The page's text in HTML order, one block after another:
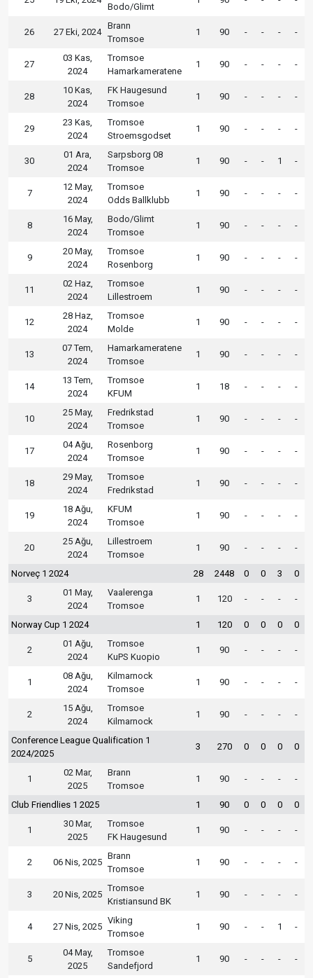
Bodo/Glimt
26 27 Eki, 2024
Brann
Tromsoe
1 90 - - - -
27
03 Kas,
2024
Tromsoe
Hamarkameratene
1 90 - - - -
28
10 Kas,
2024
FK Haugesund
Tromsoe
1 90 - - - -
29
23 Kas,
2024
Tromsoe
Stroemsgodset
1 90 - - - -
30
01 Ara,
2024
Sarpsborg 08
Tromsoe
1 90 - - 1 -
7
12 May,
2024
Tromsoe
Odds Ballklubb
1 90 - - - -
8
16 May,
2024
Bodo/Glimt
Tromsoe
1 90 - - - -
9
20 May,
2024
Tromsoe
Rosenborg
1 90 - - - -
11
02 Haz,
2024
Tromsoe
Lillestroem
1 90 - - - -
12
28 Haz,
2024
Tromsoe
Molde
1 90 - - - -
13
07 Tem,
2024
Hamarkameratene
Tromsoe
1 90 - - - -
14
13 Tem,
2024
Tromsoe
KFUM
1 18 - - - -
10
25 May,
2024
Fredrikstad
Tromsoe
1 90 - - - -
17
04 Ağu,
2024
Rosenborg
Tromsoe
1 90 - - - -
18
29 May,
2024
Tromsoe
Fredrikstad
1 90 - - - -
19
18 Ağu,
2024
KFUM
Tromsoe
1 90 - - - -
20
25 Ağu,
2024
Lillestroem
Tromsoe
1 90 - - - -
Norveç 1 2024 28 2448 0 0 3 0
3
01 May,
2024
Vaalerenga
Tromsoe
1 120 - - - -
Norway Cup 1 2024 1 120 0 0 0 0
2
01 Ağu,
2024
Tromsoe
KuPS Kuopio
1 90 - - - -
1
08 Ağu,
2024
Kilmarnock
Tromsoe
1 90 - - - -
2
15 Ağu,
2024
Tromsoe
Kilmarnock
1 90 - - - -
Conference League Qualification 1
2024/2025
3 270 0 0 0 0
1
02 Mar,
2025
Brann
Tromsoe
1 90 - - - -
Club Friendlies 1 2025 1 90 0 0 0 0
1
30 Mar,
2025
Tromsoe
FK Haugesund
1 90 - - - -
2 06 Nis, 2025
Brann
Tromsoe
1 90 - - - -
3 20 Nis, 2025
Tromsoe
Kristiansund BK
1 90 - - - -
4 27 Nis, 2025
Viking
Tromsoe
1 90 - - 1 -
5
04 May,
2025
Tromsoe
Sandefjord
1 90 - - - -